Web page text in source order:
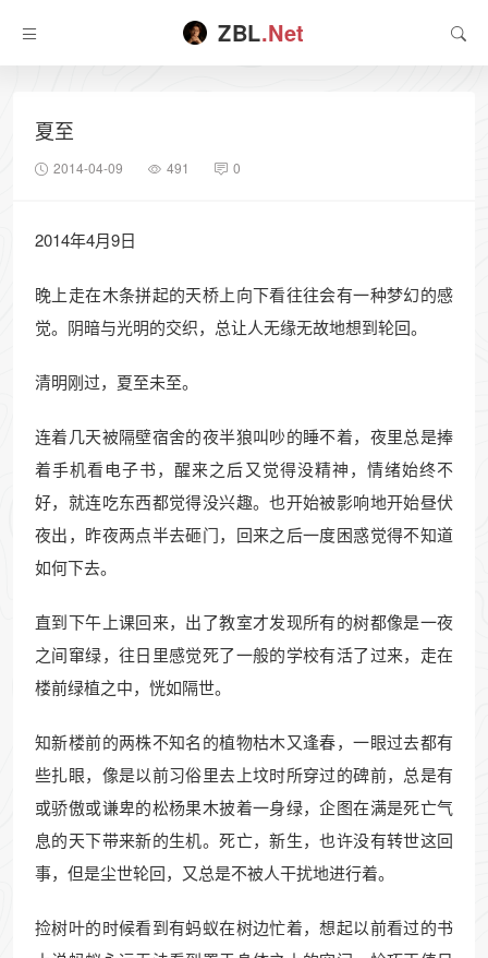
ZBL.Net
夏至
2014-04-09 491 0
2014年4月9日
晚上走在木条拼起的天桥上向下看往往会有一种梦幻的感
觉。阴暗与光明的交织，总让人无缘无故地想到轮回。
清明刚过，夏至未至。
连着几天被隔壁宿舍的夜半狼叫吵的睡不着，夜里总是捧
着手机看电子书，醒来之后又觉得没精神，情绪始终不
好，就连吃东西都觉得没兴趣。也开始被影响地开始昼伏
夜出，昨夜两点半去砸门，回来之后一度困惑觉得不知道
如何下去。
直到下午上课回来，出了教室才发现所有的树都像是一夜
之间窜绿，往日里感觉死了一般的学校有活了过来，走在
楼前绿植之中，恍如隔世。
知新楼前的两株不知名的植物枯木又逢春，一眼过去都有
些扎眼，像是以前习俗里去上坟时所穿过的碑前，总是有
或骄傲或谦卑的松杨果木披着一身绿，企图在满是死亡气
息的天下带来新的生机。死亡，新生，也许没有转世这回
事，但是尘世轮回，又总是不被人干扰地进行着。
捡树叶的时候看到有蚂蚁在树边忙着，想起以前看过的书